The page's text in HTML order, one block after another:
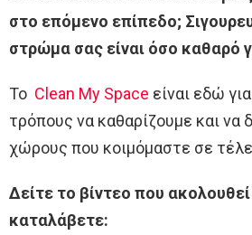
στο επόμενο επίπεδο;
στρώμα σας είναι όσο καθαρό
Το Clean My Space είναι εδώ
τρόπους να καθαρίζουμε και να
χώρους που κοιμόμαστε σε
Δείτε το βίντεο που
καταλάβετε: